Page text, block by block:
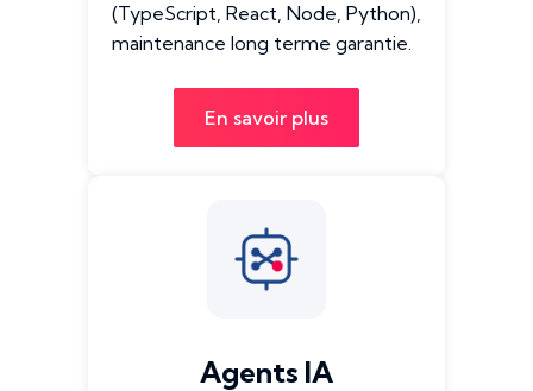
(TypeScript, React, Node, Python),
maintenance long terme garantie.
En savoir plus
Agents IA